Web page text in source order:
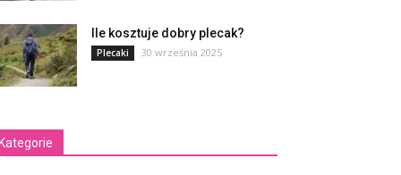
Ile kosztuje dobry plecak?
Plecaki 30 września 2025